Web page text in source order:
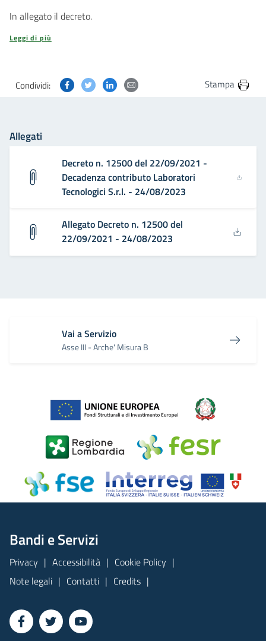
In allegato il decreto.
Leggi di più
Condividi: Condividi questa pagina su Facebook
Condividi questa pagina su Twitter
Condividi questa pagina su Linkedin
Condividi questa pagina via
Stampa
Allegati
Decreto n. 12500 del 22/09/2021 -
Decadenza contributo Laboratori
Tecnologici S.r.l. - 24/08/2023
Allegato Decreto n. 12500 del
22/09/2021 - 24/08/2023
Vai a Servizio
Asse III - Arche' Misura B
Bandi e Servizi
Privacy Accessibilità
Cookie Policy
Note legali
Contatti Credits